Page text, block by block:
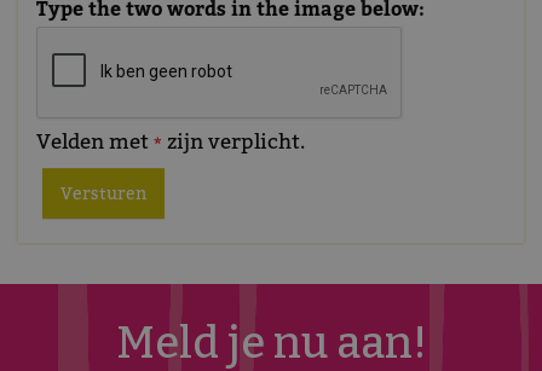
Type the two words in the image below:
Velden met* zijn verplicht.
Meld je nu aan!